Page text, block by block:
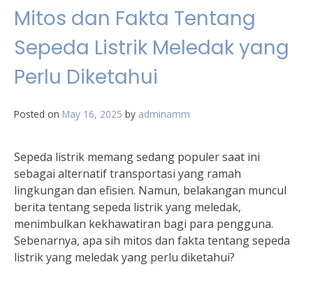
Mitos dan Fakta Tentang
Sepeda Listrik Meledak yang
Perlu Diketahui
Posted on May 16, 2025 by adminamm
Sepeda listrik memang sedang populer saat ini
sebagai alternatif transportasi yang ramah
lingkungan dan efisien. Namun, belakangan muncul
berita tentang sepeda listrik yang meledak,
menimbulkan kekhawatiran bagi para pengguna.
Sebenarnya, apa sih mitos dan fakta tentang sepeda
listrik yang meledak yang perlu diketahui?